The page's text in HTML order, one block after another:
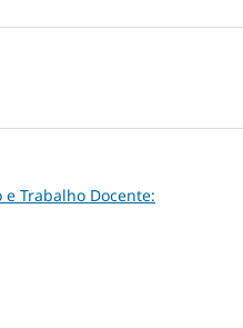
e Trabalho Docente: